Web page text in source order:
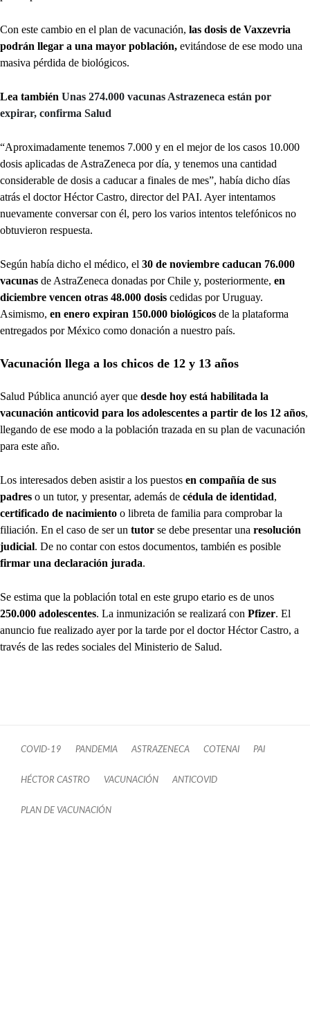
Con este cambio en el plan de vacunación, las dosis de Vaxzevria
podrán llegar a una mayor población, evitándose de ese modo una
masiva pérdida de biológicos.
Lea también Unas 274.000 vacunas Astrazeneca están por
expirar, confirma Salud
“Aproximadamente tenemos 7.000 y en el mejor de los casos 10.000
dosis aplicadas de AstraZeneca por día, y tenemos una cantidad
considerable de dosis a caducar a finales de mes”, había dicho días
atrás el doctor Héctor Castro, director del PAI. Ayer intentamos
nuevamente conversar con él, pero los varios intentos telefónicos no
obtuvieron respuesta.
Según había dicho el médico, el 30 de noviembre caducan 76.000
vacunas de AstraZeneca donadas por Chile y, posteriormente, en
diciembre vencen otras 48.000 dosis cedidas por Uruguay.
Asimismo, en enero expiran 150.000 biológicos de la plataforma
entregados por México como donación a nuestro país.
Vacunación llega a los chicos de 12 y 13 años
Salud Pública anunció ayer que desde hoy está habilitada la
vacunación anticovid para los adolescentes a partir de los 12 años,
llegando de ese modo a la población trazada en su plan de vacunación
para este año.
Los interesados deben asistir a los puestos en compañía de sus
padres o un tutor, y presentar, además de cédula de identidad,
certificado de nacimiento o libreta de familia para comprobar la
filiación. En el caso de ser un tutor se debe presentar una resolución
judicial. De no contar con estos documentos, también es posible
firmar una declaración jurada.
Se estima que la población total en este grupo etario es de unos
250.000 adolescentes. La inmunización se realizará con Pfizer. El
anuncio fue realizado ayer por la tarde por el doctor Héctor Castro, a
través de las redes sociales del Ministerio de Salud.
COVID-19 PANDEMIA ASTRAZENECA COTENAI PAI
HÉCTOR CASTRO VACUNACIÓN ANTICOVID
PLAN DE VACUNACIÓN